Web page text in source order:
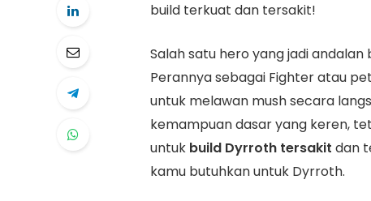
build terkuat dan tersakit!
Salah satu hero yang jadi
Perannya sebagai Fighter atau
untuk melawan mush secara
kemampuan dasar yang keren,
untuk build Dyrroth tersakitdan
kamu butuhkan untuk Dyrroth.